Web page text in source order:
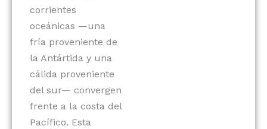
corrientes
oceánicas —una
fría proveniente de
la Antártida y una
cálida proveniente
del sur— convergen
frente a la costa del
Pacífico. Esta